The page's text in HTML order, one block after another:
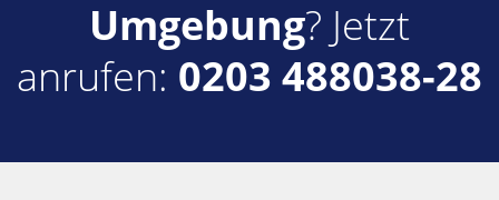
Umgebung? Jetzt
anrufen: 0203 488038-28